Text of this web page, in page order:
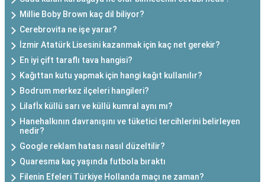
Millie Boby Brown kaç dil biliyor?
Cerebrovita ne işe yarar?
İzmir Atatürk Lisesini kazanmak için kaç net gerekir?
En iyi çift taraflı tava hangisi?
Kağıttan kutu yapmak için hangi kağıt kullanılır?
Bodrum merkez ilçeleri hangileri?
Lilafİx küllü sarı ve küllü kumral aynı mı?
Hanehalkının davranışını ve tüketici tercihlerini belirleyen
nedir?
Google reklam hatası nasıl düzeltilir?
Quaresma kaç yaşında futbola bıraktı
Filenin Efeleri Türkiye Hollanda maçı ne zaman?